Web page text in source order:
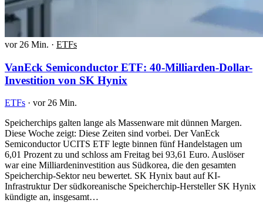
vor 26 Min. · ETFs
VanEck Semiconductor ETF: 40-Milliarden-Dollar-
Investition von SK Hynix
ETFs · vor 26 Min.
Speicherchips galten lange als Massenware mit dünnen Margen.
Diese Woche zeigt: Diese Zeiten sind vorbei. Der VanEck
Semiconductor UCITS ETF legte binnen fünf Handelstagen um
6,01 Prozent zu und schloss am Freitag bei 93,61 Euro. Auslöser
war eine Milliardeninvestition aus Südkorea, die den gesamten
Speicherchip-Sektor neu bewertet. SK Hynix baut auf KI-
Infrastruktur Der südkoreanische Speicherchip-Hersteller SK Hynix
kündigte an, insgesamt…